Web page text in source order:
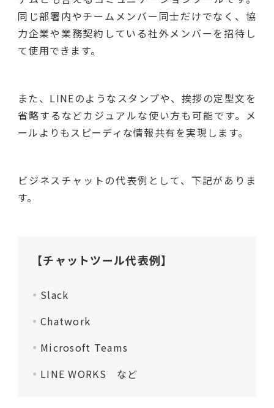
同じ部署内やチームメンバー同士だけでなく、協
力企業や業務契約している社外メンバーを招待し
て使用できます。
また、LINEのようなスタンプや、挨拶の定型文を
省略するなどカジュアルな使い方も可能です。メ
ールよりもスピーディな情報共有を実現します。
ビジネスチャットの代表例として、下記がありま
す。
【チャットツール代表例】
Slack
Chatwork
Microsoft Teams
LINE WORKS など